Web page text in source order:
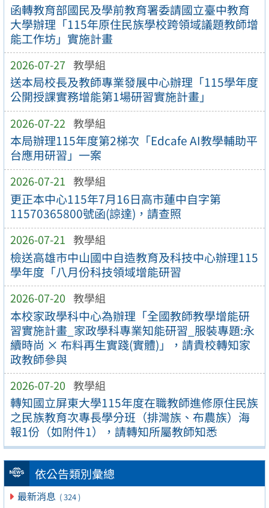
函轉教育部國民及學前教育署委請國立臺中教育
大學辦理「115年原住民族學校跨領域議題教師增
能工作坊」實施計畫
2026-07-27 教學組
送本局校長及教師專業發展中心辦理「115學年度
公開授課實務增能第1場研習實施計畫」
2026-07-22 教學組
本局辦理115年度第2梯次「Edcafe AI教學輔助平
台應用研習」一案
2026-07-21 教學組
更正本中心115年7月16日高市蓮中自字第
11570365800號函(諒達)，請查照
2026-07-21 教學組
檢送高雄市中山國中自造教育及科技中心辦理115
學年度「八月份科技領域增能研習
2026-07-20 教學組
本校家政學科中心為辦理「全國教師教學增能研
習實施計畫_家政學科專業知能研習_服裝專題:永
續時尚 × 布料再生實踐(實體)」，請貴校轉知家
政教師參與
2026-07-20 教學組
轉知國立屏東大學115年度在職教師進修原住民族
之民族教育次專長學分班（排灣族、布農族）海
報1份（如附件1），請轉知所屬教師知悉
依公告類別彙總
最新消息 ( 324 )